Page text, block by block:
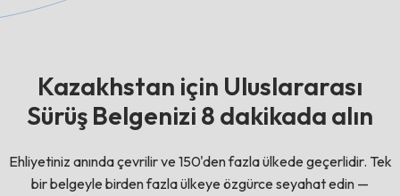
Kazakhstan için Uluslararası
Sürüş Belgenizi 8 dakikada alın
Ehliyetiniz anında çevrilir ve 150'den fazla ülkede geçerlidir. Tek
bir belgeyle birden fazla ülkeye özgürce seyahat edin —